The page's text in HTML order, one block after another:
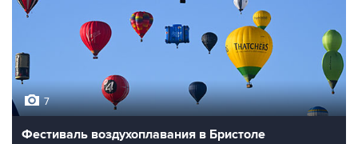
7
Фестиваль воздухоплавания в Бристоле